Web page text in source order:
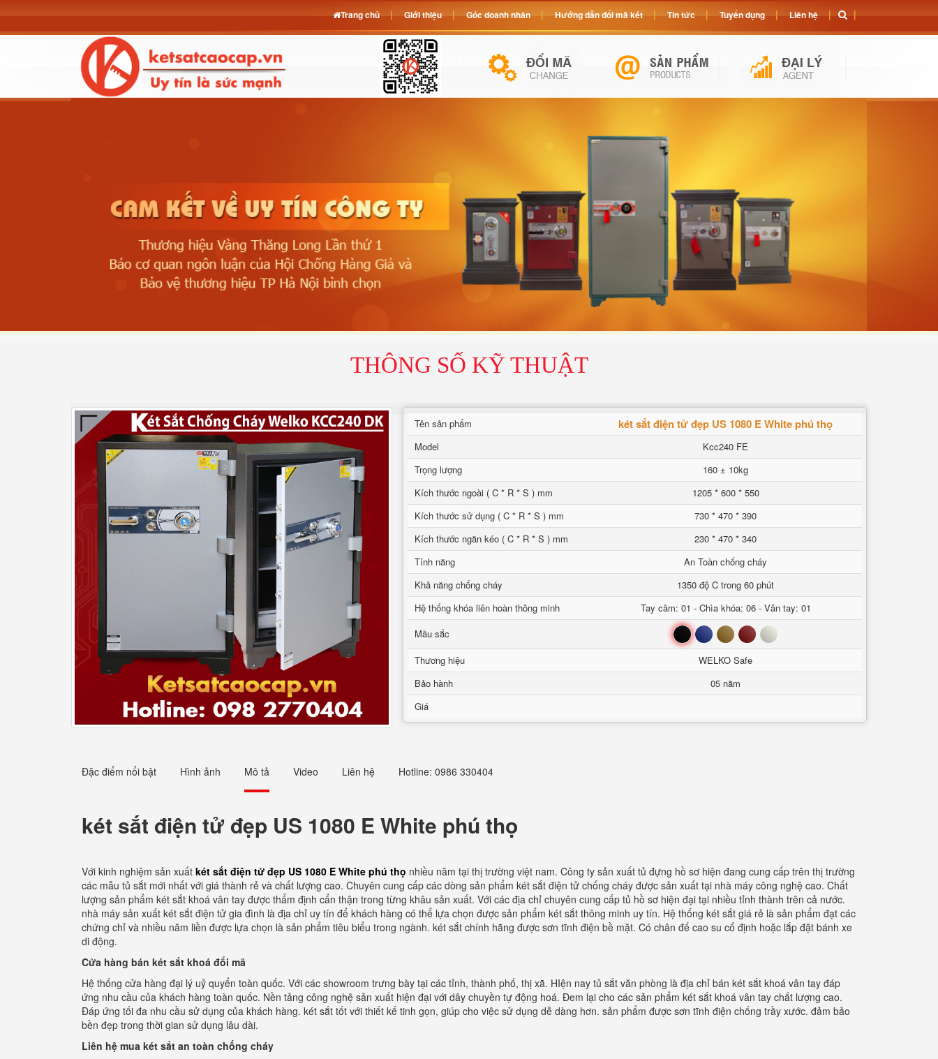
THÔNG SỐ KỸ THUẬT
Tên sản phẩm két sắt điện tử đẹp US 1080 E White phú thọ
Model
Kcc240 FE
Trọng lượng
160 ± 10kg
Kích thước ngoài ( C * R * S ) mm
1205 * 600 * 550
Kích thước sử dụng ( C * R * S ) mm
730 * 470 * 390
Kích thước ngăn kéo ( C * R * S ) mm
230 * 470 * 340
Tính năng
An Toàn chống cháy
Khả năng chống cháy
1350 độ C trong 60 phút
Hệ thống khóa liên hoàn thông minh
Tay cầm: 01 - Chìa khóa: 06 - Vân tay: 01
Mầu sắc
Đen Xanh Nâu Đỏ Trắng
Thương hiệu
WELKO Safe
Bảo hành
05 năm
Giá
Đặc điểm nổi bật Hình ảnh Mô tả Video Liên hệ Hotline: 0986 330404
két sắt điện tử đẹp US 1080 E White phú thọ
Với kinh nghiệm sản xuất két sắt điện tử đẹp US 1080 E White phú thọ nhiều năm tại thị trường việt nam. Công ty sản xuất tủ đựng hồ sơ hiện đang cung cấp trên thị trường
các mẫu tủ sắt mới nhất với giá thành rẻ và chất lượng cao. Chuyên cung cấp các dòng sản phẩm két sắt điện tử chống cháy được sản xuất tại nhà máy công nghệ cao. Chất
lượng sản phẩm két sắt khoá vân tay được thẩm định cẩn thận trong từng khâu sản xuất. Với các địa chỉ chuyên cung cấp tủ hồ sơ hiện đại tại nhiều tỉnh thành trên cả nước.
nhà máy sản xuất két sắt điện tử gia đình là địa chỉ uy tín để khách hàng có thể lựa chọn được sản phẩm két sắt thông minh uy tín. Hệ thống két sắt giá rẻ là sản phẩm đạt các
chứng chỉ và nhiều năm liền được lựa chọn là sản phẩm tiêu biểu trong ngành. két sắt chính hãng được sơn tĩnh điện bề mặt. Có chân đế cao su cố định hoặc lắp đặt bánh xe
di động.
Cửa hàng bán két sắt khoá đổi mã
Hệ thống cửa hàng đại lý uỷ quyển toàn quốc. Với các showroom trưng bày tại các tỉnh, thành phố, thị xã. HIện nay tủ sắt văn phòng là địa chỉ bán két sắt khoá vân tay đáp
ứng nhu cầu của khách hàng toàn quốc. Nền tảng công nghệ sản xuất hiện đại với dây chuyền tự động hoá. Đem lại cho các sản phẩm két sắt khoá vân tay chất lượng cao.
Đáp ứng tối đa nhu cầu sử dụng của khách hàng. két sắt tốt với thiết kế tinh gọn, giúp cho việc sử dụng dễ dàng hơn. sản phẩm được sơn tĩnh điện chống trầy xước. đảm bảo
bền đẹp trong thời gian sử dụng lâu dài.
Liên hệ mua két sắt an toàn chống cháy
Trang chủ Giới thiệu Góc doanh nhân Hướng dẫn đổi mã két Tin tức Tuyển dụng Liên hệ